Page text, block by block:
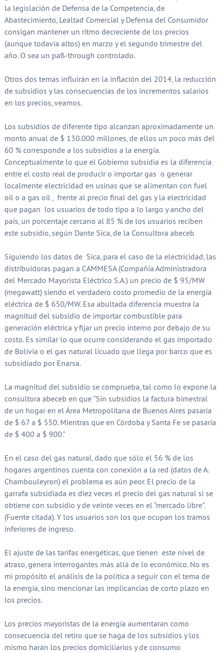
la legislación de Defensa de la Competencia, de
Abastecimiento, Lealtad Comercial y Defensa del Consumidor
consigan mantener un ritmo decreciente de los precios
(aunque todavía altos) en marzo y el segundo trimestre del
año. O sea un pass-through controlado.
Otros dos temas influirán en la inflación del 2014, la reducción
de subsidios y las consecuencias de los incrementos salarios
en los precios, veamos.
Los subsidios de diferente tipo alcanzan aproximadamente un
monto anual de $ 130.000 millones, de ellos un poco más del
60 % corresponde a los subsidios a la energía.
Conceptualmente lo que el Gobierno subsidia es la diferencia
entre el costo real de producir o importar gas o generar
localmente electricidad en usinas que se alimentan con fuel
oil o a gas oil , frente al precio final del gas y la electricidad
que pagan los usuarios de todo tipo a lo largo y ancho del
país, un porcentaje cercano al 85 % de los usuarios reciben
este subsidio, según Dante Sica, de la Consultora abeceb
Siguiendo los datos de Sica, para el caso de la electricidad, las
distribuidoras pagan a CAMMESA (Compañía Administradora
del Mercado Mayorista Eléctrico S.A.) un precio de $ 95/MW
(megawatt) siendo el verdadero costo promedio de la energía
eléctrica de $ 650/MW. Esa abultada diferencia muestra la
magnitud del subsidio de importar combustible para
generación eléctrica y fijar un precio interno por debajo de su
costo. Es similar lo que ocurre considerando el gas importado
de Bolivia o el gas natural licuado que llega por barco que es
subsidiado por Enarsa.
La magnitud del subsidio se comprueba, tal como lo expone la
consultora abeceb en que “Sin subsidios la factura bimestral
de un hogar en el Área Metropolitana de Buenos Aires pasaría
de $ 67 a $ 550. Mientras que en Córdoba y Santa Fe se pasaría
de $ 400 a $ 900.”
En el caso del gas natural, dado que sólo el 56 % de los
hogares argentinos cuenta con conexión a la red (datos de A.
Chambouleyron) el problema es aún peor. El precio de la
garrafa subsidiada es diez veces el precio del gas natural si se
obtiene con subsidio y de veinte veces en el “mercado libre”.
(Fuente citada). Y los usuarios son los que ocupan los tramos
inferiores de ingreso.
El ajuste de las tarifas energéticas, que tienen este nivel de
atraso, genera interrogantes más allá de lo económico. No es
mi propósito el análisis de la política a seguir con el tema de
la energía, sino mencionar las implicancias de corto plazo en
los precios.
Los precios mayoristas de la energía aumentaran como
consecuencia del retiro que se haga de los subsidios y los
mismo harán los precios domiciliarios y de consumo